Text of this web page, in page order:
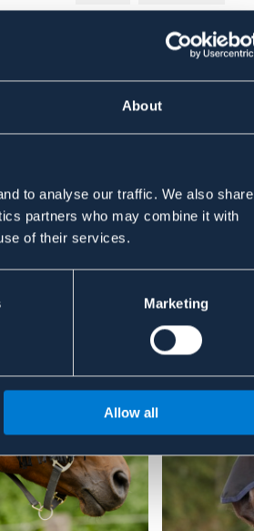
About
to analyse our traffic. We also share
partners who may combine it with
of their services.
Marketing
Allow all
Se lager i butik
Om varumärket